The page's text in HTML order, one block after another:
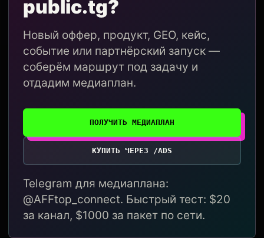
public.tg?
Новый оффер, продукт, GEO, кейс,
событие или партнёрский запуск —
соберём маршрут под задачу и
отдадим медиаплан.
ПОЛУЧИТЬ МЕДИАПЛАН
КУПИТЬ ЧЕРЕЗ /ADS
Telegram для медиаплана:
@AFFtop_connect. Быстрый тест: $20
за канал, $1000 за пакет по сети.